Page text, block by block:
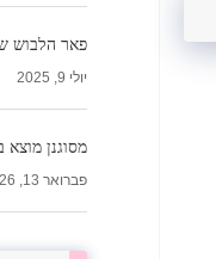
פאר הלבוש
יולי 9, 2025
מסוגנן מוצא
פברואר 13, 2026